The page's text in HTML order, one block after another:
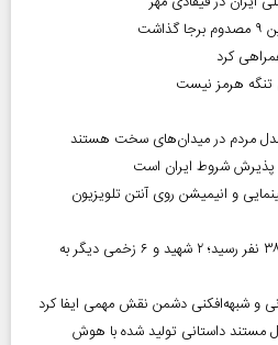
کرد
تنگه هرمز نیست
مردم در میدان‌های سخت هستند
پذیرش شروط ایران است
آمار شهدای غزه به ۷۳ هزار و ۳۸۴ نفر رسید؛ ۲ شهید و ۶ زخمی دیگر به
و شبهه‌افکنی دشمن نقش مهمی ایفا کرد
مستند داستانی تولید شده با هوش